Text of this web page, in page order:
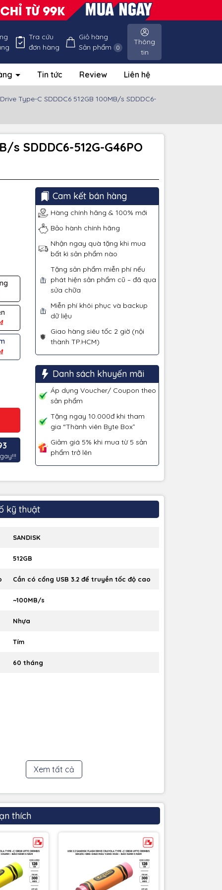
Tra cứu
đơn hàng
Giỏ hàng
Sản phẩm 0
Thông
tin
Tin tức Review Liên hệ
Type-C SDDDC6 512GB 100MB/s SDDDC6-
s SDDDC6-512G-G46PO
Cam kết bán hàng
Hàng chính hãng & 100% mới
Bảo hành chính hãng
Nhận ngay quà tặng khi mua
bất kì sản phẩm nào
Tặng sản phẩm miễn phí nếu
phát hiện sản phẩm cũ – đã qua
sửa chữa
Miễn phí khôi phục và backup
dữ liệu
Giao hàng siêu tốc 2 giờ (nội
thành TP.HCM)
Danh sách khuyến mãi
Áp dụng Voucher/ Coupon theo
sản phẩm
Tặng ngay 10.000đ khi tham
gia “Thành viên Byte Box”
Giảm giá 5% khi mua từ 5 sản
phẩm trở lên
kỹ thuật
SANDISK
512GB
Cần có cổng USB 3.2 để truyền tốc độ cao
~100MB/s
Nhựa
Tím
60 tháng
Xem tất cả
thích